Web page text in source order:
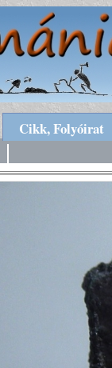
Cikk, Folyóirat